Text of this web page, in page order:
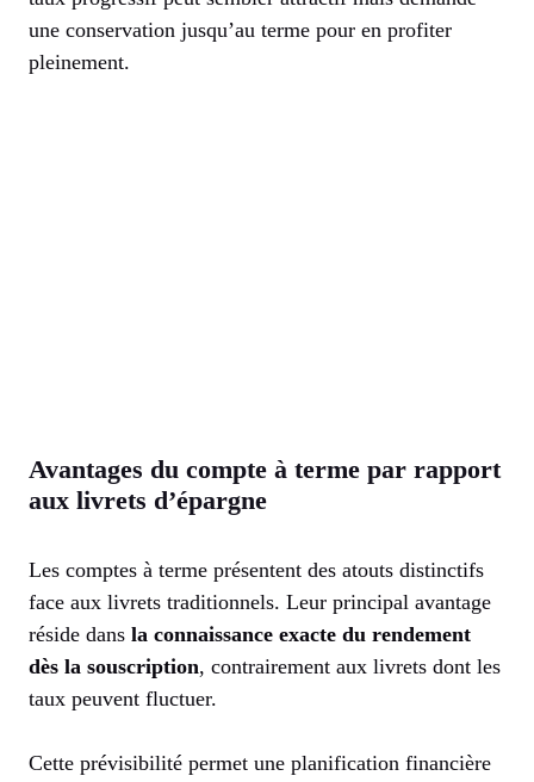
une conservation jusqu’au terme pour en profiter
pleinement.
Avantages du compte à terme par rapport
aux livrets d’épargne
Les comptes à terme présentent des atouts distinctifs
face aux livrets traditionnels. Leur principal avantage
réside dans la connaissance exacte du rendement
dès la souscription, contrairement aux livrets dont les
taux peuvent fluctuer.
Cette prévisibilité permet une planification financière